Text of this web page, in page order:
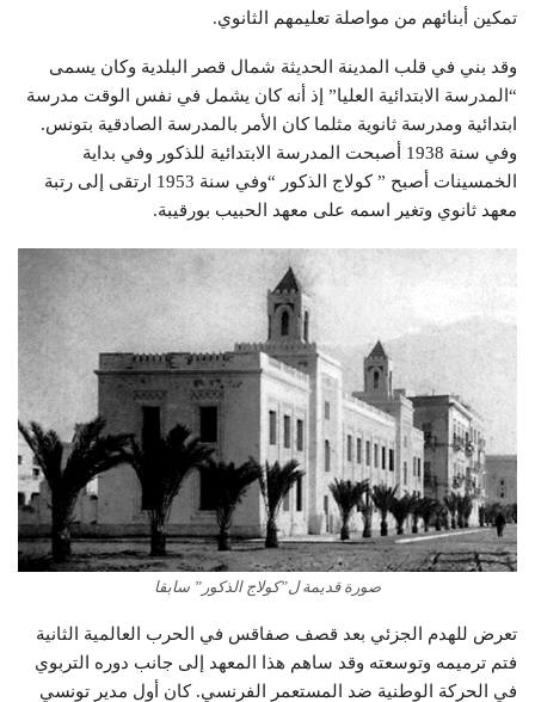
تمكين أبنائهم من مواصلة تعليمهم الثانوي.
وقد بني في قلب المدينة الحديثة شمال قصر البلدية وكان يسمى
“المدرسة الابتدائية العليا” إذ أنه كان يشمل في نفس الوقت مدرسة
ابتدائية ومدرسة ثانوية مثلما كان الأمر بالمدرسة الصادقية بتونس.
وفي سنة 1938 أصبحت المدرسة الابتدائية للذكور وفي بداية
الخمسينات أصبح ” كولاج الذكور “وفي سنة 1953 ارتقى إلى رتبة
معهد ثانوي وتغير اسمه على معهد الحبيب بورقيبة.
صورة قديمة ل”كولاج الذكور” سابقا
تعرض للهدم الجزئي بعد قصف صفاقس في الحرب العالمية الثانية
فتم ترميمه وتوسعته وقد ساهم هذا المعهد إلى جانب دوره التربوي
في الحركة الوطنية ضد المستعمر الفرنسي. كان أول مدير تونسي